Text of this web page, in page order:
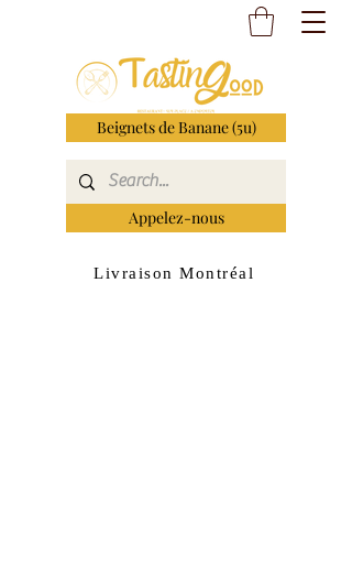
Beignets de Banane (5u)
Appelez-nous
Livraison Montréal